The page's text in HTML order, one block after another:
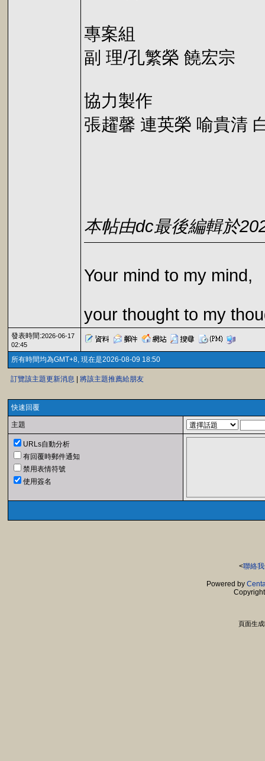
專案組
副 理/孔繁榮 饒宏宗
協力製作
張趯馨 連英榮 喻貴清
本帖由dc最後編輯於
Your mind to my mind,
your thought to my
發表時間:2026-06-17
02:45
所有時間均為GMT+8, 現在是2026-08-09 18:50
訂覽該主題更新消息 將該主題推薦給朋友
快速回覆
主題
URLs自動分析
有回覆時郵件通知
禁用表情符號
使用簽名
<聯絡
Powered by
頁面生